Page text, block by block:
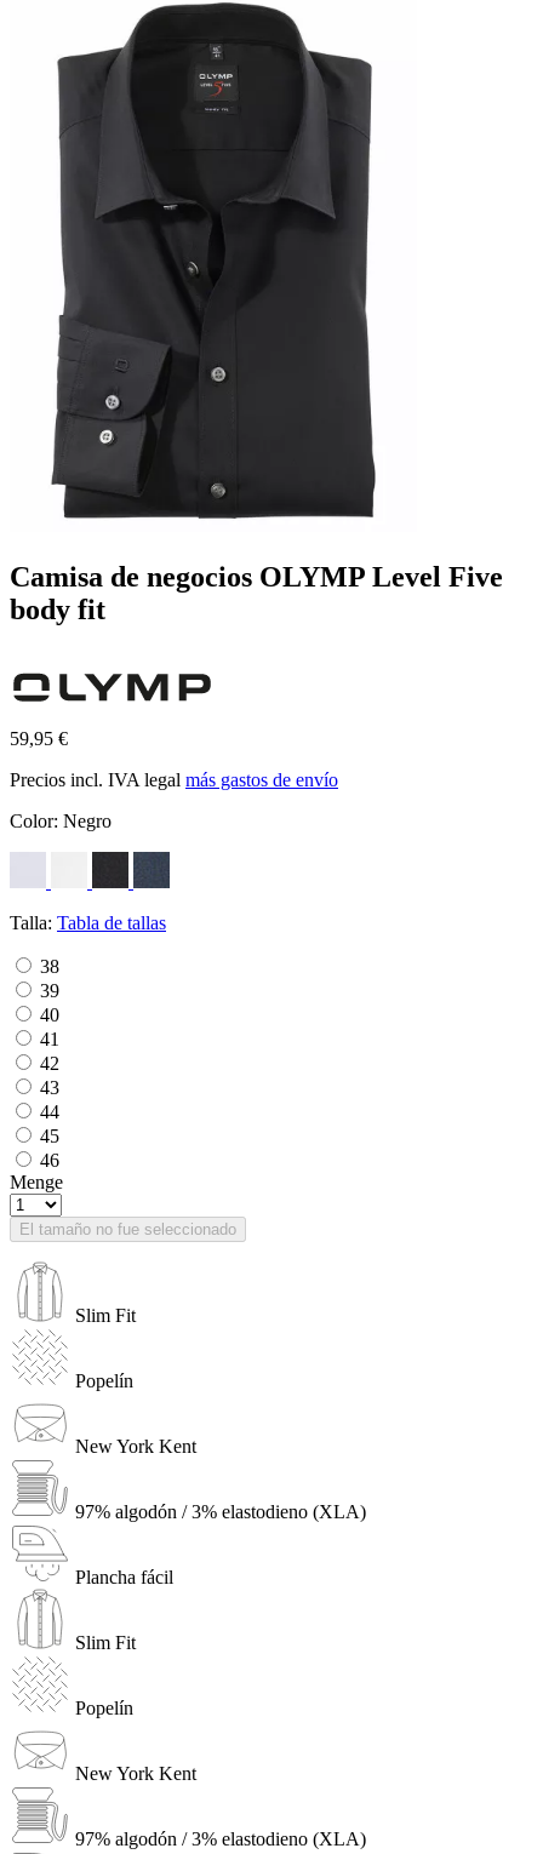
Camisa de negocios OLYMP Level Five
body fit
59,95 €
Precios incl. IVA legal más gastos de envío
Color: Negro
Talla: Tabla de tallas
38
39
40
41
42
43
44
45
46
Menge
El tamaño no fue seleccionado
Slim Fit
Popelín
New York Kent
97% algodón / 3% elastodieno (XLA)
Plancha fácil
Slim Fit
Popelín
New York Kent
97% algodón / 3% elastodieno (XLA)